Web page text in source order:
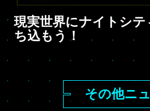
現実世界にナイトシテ
ち込もう！
その他ニ